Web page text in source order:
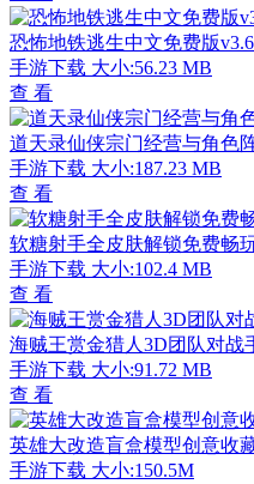
恐怖地铁逃生中文免费版
手游下载 大小:56.23 MB
查 看
道天录仙侠宗门经营与角色
手游下载 大小:187.23 MB
查 看
软糖射手全皮肤解锁免费畅
手游下载 大小:102.4 MB
查 看
海贼王赏金猎人3D团队对战
手游下载 大小:91.72 MB
查 看
英雄大改造盲盒模型创意收
手游下载 大小:150.5M